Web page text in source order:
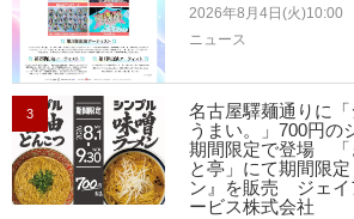
2026年8月4日(火)10:00
ニュース
3
名古屋驛麺通りに
うまい。」700円の
期間限定で登場 「
と亭」にて期間限
ン』を販売 ジェイ
ービス株式会社